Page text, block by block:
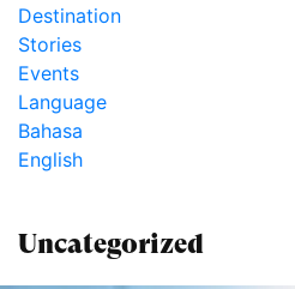
Destination
Stories
Events
Language
Bahasa
English
Uncategorized